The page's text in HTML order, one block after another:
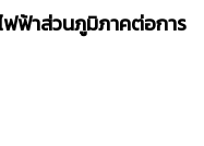
ฟฟ้าส่วนภูมิภาคต่อการ